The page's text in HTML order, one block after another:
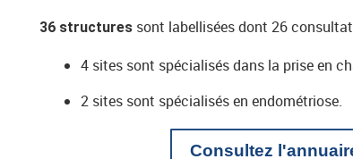
36 structures sont labellisées dont 26
4 sites sont spécialisés dans la prise en
2 sites sont spécialisés en endométriose.
Consultez